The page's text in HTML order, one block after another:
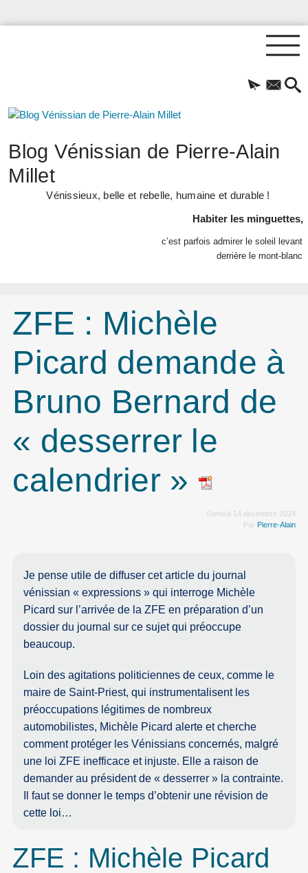
Blog Vénissian de Pierre-Alain
Millet
Vénissieux, belle et rebelle, humaine et durable !
Habiter les minguettes,
c’est parfois admirer le soleil levant
derrière le mont-blanc
ZFE : Michèle
Picard demande à
Bruno Bernard de
« desserrer le
calendrier »
Samedi 14 décembre 2024
Par Pierre-Alain
Je pense utile de diffuser cet article du journal
vénissian « expressions » qui interroge Michèle
Picard sur l’arrivée de la ZFE en préparation d’un
dossier du journal sur ce sujet qui préoccupe
beaucoup.
Loin des agitations politiciennes de ceux, comme le
maire de Saint-Priest, qui instrumentalisent les
préoccupations légitimes de nombreux
automobilistes, Michèle Picard alerte et cherche
comment protéger les Vénissians concernés, malgré
une loi ZFE inefficace et injuste. Elle a raison de
demander au président de « desserrer » la contrainte.
Il faut se donner le temps d’obtenir une révision de
cette loi…
ZFE : Michèle Picard